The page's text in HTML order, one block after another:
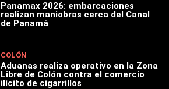
Panamax 2026: embarcaciones
realizan maniobras cerca del Canal
de Panamá
COLÓN
Aduanas realiza operativo en la Zona
Libre de Colón contra el comercio
ilícito de cigarrillos